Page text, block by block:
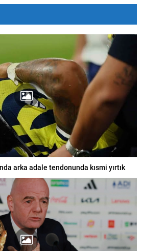
arka adale tendonunda kısmi yırtık